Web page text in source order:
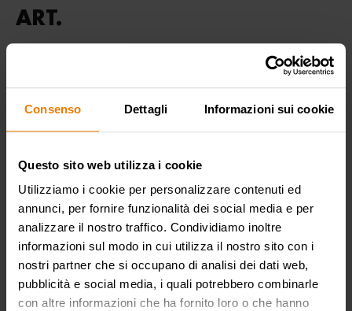
Consenso Dettagli Informazioni sui cookie
Questo sito web utilizza i cookie
Utilizziamo i cookie per personalizzare contenuti ed
annunci, per fornire funzionalità dei social media e per
analizzare il nostro traffico. Condividiamo inoltre
informazioni sul modo in cui utilizza il nostro sito con i
nostri partner che si occupano di analisi dei dati web,
pubblicità e social media, i quali potrebbero combinarle
con altre informazioni che ha fornito loro o che hanno
ART.
Produktdatenblatt
File PDF - 200 KB
ANWENDUNGSBEREICHE